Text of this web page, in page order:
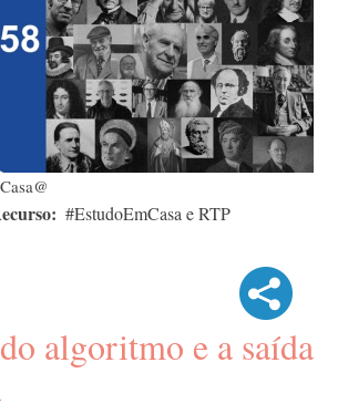
#EstudoEmCasa e RTP
algoritmo e a saída